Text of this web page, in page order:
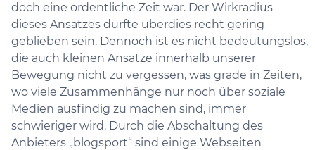
doch eine ordentliche Zeit war. Der Wirkradius
dieses Ansatzes dürfte überdies recht gering
geblieben sein. Dennoch ist es nicht bedeutungslos,
die auch kleinen Ansätze innerhalb unserer
Bewegung nicht zu vergessen, was grade in Zeiten,
wo viele Zusammenhänge nur noch über soziale
Medien ausfindig zu machen sind, immer
schwieriger wird. Durch die Abschaltung des
Anbieters „blogsport“ sind einige Webseiten